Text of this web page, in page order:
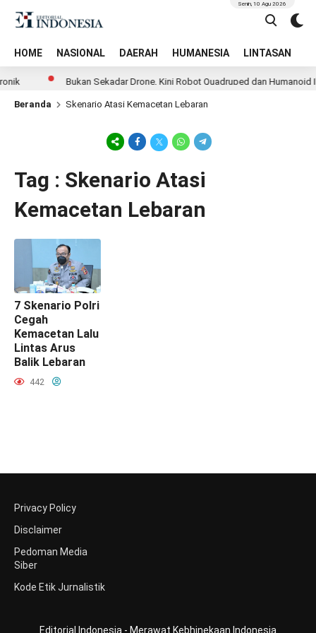
HOME NASIONAL DAERAH HUMANESIA LINTASAN
Senin, 10 Agu 2026
Bukan Sekadar Drone, Kini Robot Quadruped dan Humanoid
Beranda Skenario Atasi Kemacetan Lebaran
Tag : Skenario Atasi
Kemacetan Lebaran
7 Skenario Polri
Cegah
Kemacetan Lalu
Lintas Arus
Balik Lebaran
442
Privacy Policy
Disclaimer
Pedoman Media
Siber
Kode Etik Jurnalistik
Editorial Indonesia - Merawat Kebhinekaan Indonesia